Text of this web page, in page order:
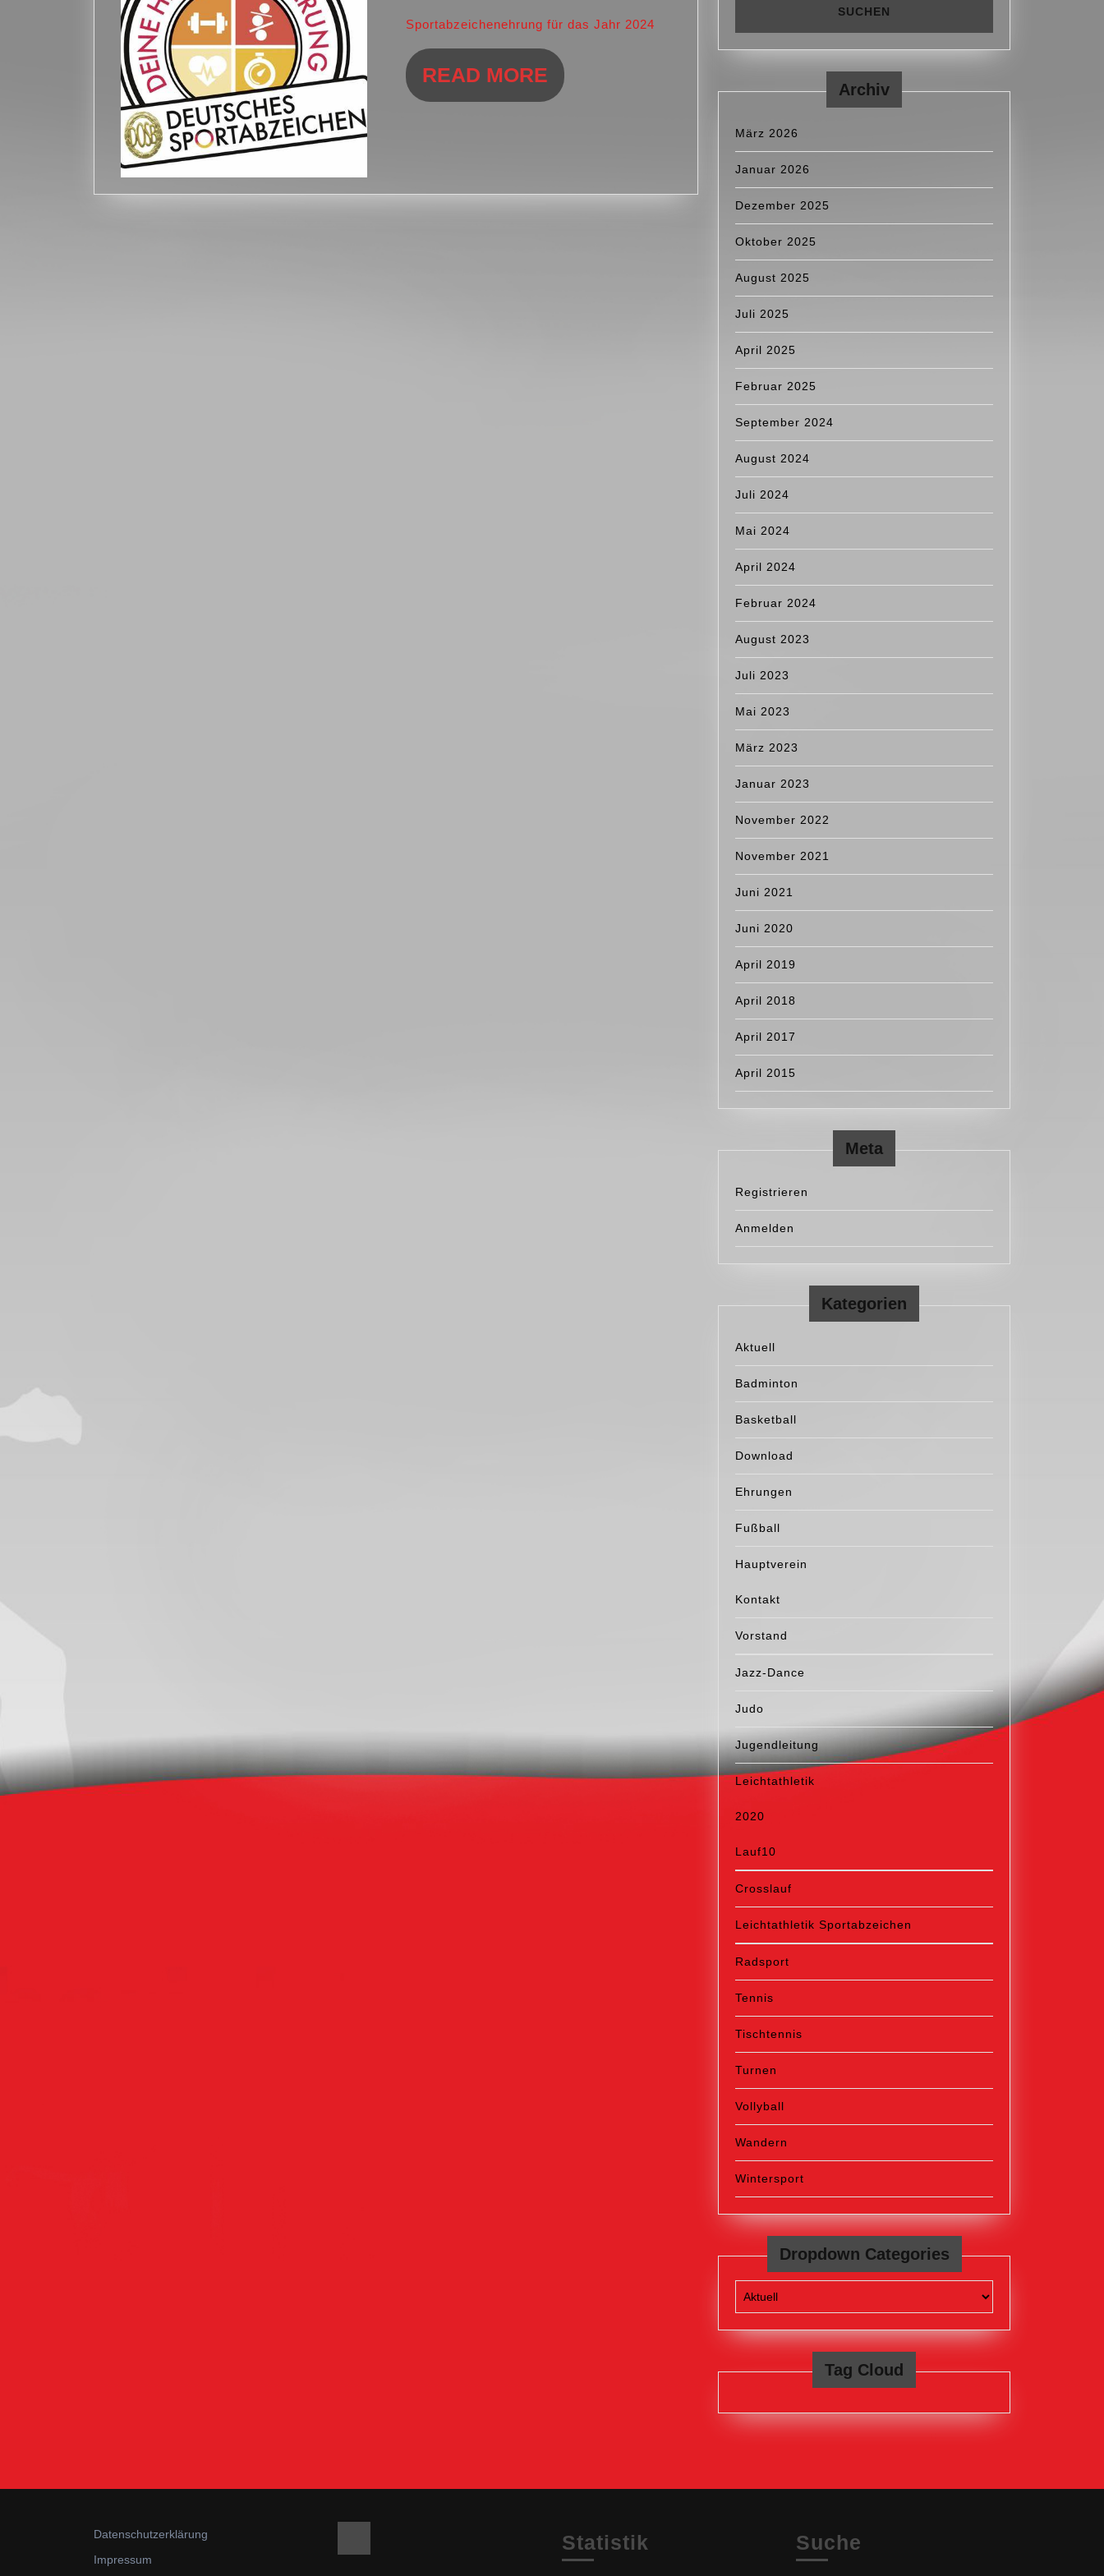
Februar
Sportabzeichenehrung für das Jahr 2024
READ MORE READ
MORE
Archiv
März 2026
Januar 2026
Dezember 2025
Oktober 2025
August 2025
Juli 2025
April 2025
Februar 2025
September 2024
August 2024
Juli 2024
Mai 2024
April 2024
Februar 2024
August 2023
Juli 2023
Mai 2023
März 2023
Januar 2023
November 2022
November 2021
Juni 2021
Juni 2020
April 2019
April 2018
April 2017
April 2015
Meta
Registrieren
Anmelden
Kategorien
Aktuell
Badminton
Basketball
Download
Ehrungen
Fußball
Hauptverein
Kontakt
Vorstand
Jazz-Dance
Judo
Jugendleitung
Leichtathletik
2020
Lauf10
Crosslauf
Leichtathletik Sportabzeichen
Radsport
Tennis
Tischtennis
Turnen
Vollyball
Wandern
Wintersport
Dropdown Categories
Tag Cloud
Datenschutzerklärung
Impressum
Statistik Suche